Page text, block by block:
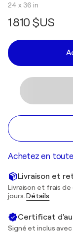
24 x 36 in
1 810 $US
Achetez en
Livraison et
Livraison et frais
jours.Détails
Certificat
Signé et inclus